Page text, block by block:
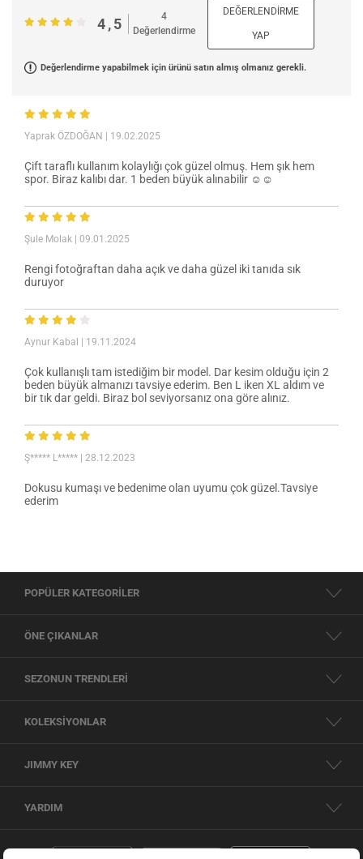
4,5
4
Değerlendirme
DEĞERLENDIRME
YAP
Değerlendirme yapabilmek için ürünü satın almış olmanız gerekli.
Yaprak ÖZDOĞAN | 19.02.2025
Çift taraflı kullanım kolaylığı çok güzel olmuş. Hem şık hem
spor. Biraz kalıbı dar. 1 beden büyük alınabilir ☺️☺️
Şule Molak | 09.01.2025
Rengi fotoğraftan daha açık ve daha güzel iki tanıda sık
duruyor
Aynur Kabal | 19.11.2024
Çok kullanışlı tam istediğim bir model. Dar kesim olduğu için 2
beden büyük almanızı tavsiye ederim. Ben L iken XL aldım ve
bir tık dar geldi. Biraz bol seviyorsanız ona göre alınız.
Ş***** L***** | 28.12.2023
Dokusu kumaşı ve bedenime olan uyumu çok güzel.Tavsiye
ederim
POPÜLER KATEGORİLER
ÖNE ÇIKANLAR
SEZONUN TRENDLERİ
KOLEKSİYONLAR
JIMMY KEY
YARDIM